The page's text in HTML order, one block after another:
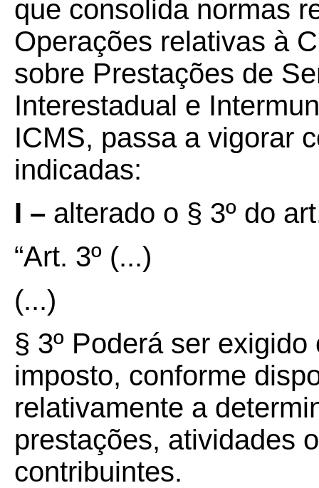
que consolida normas
Operações relativas à
sobre Prestações de
Interestadual e
ICMS, passa a vigorar
indicadas:
I – alterado o § 3º do
“Art. 3º (...)
(...)
§ 3º Poderá ser
imposto, conforme
relativamente a
prestações, atividades
contribuintes.